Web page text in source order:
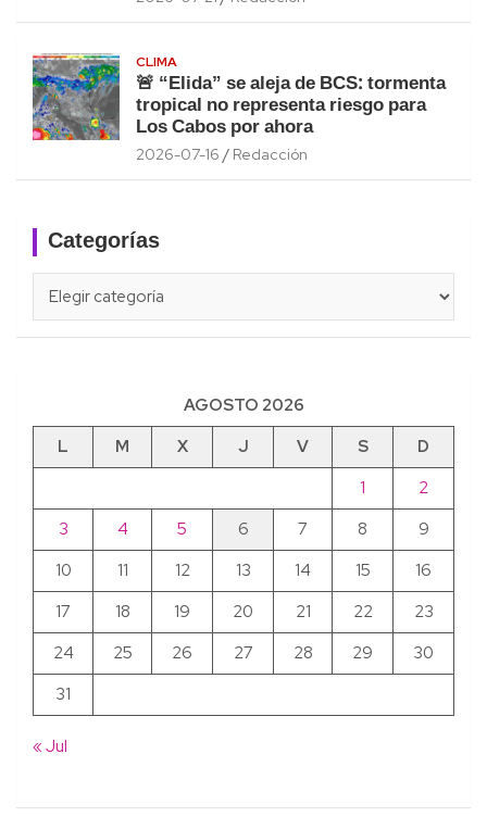
CLIMA
🚨 “Elida” se aleja de BCS: tormenta
tropical no representa riesgo para
Los Cabos por ahora
2026-07-16 Redacción
Categorías
AGOSTO 2026
L
M X J V S
D
1
2
3
4 5 6 7 8
9
10
11 12 13 14 15
16
17
18 19 20 21 22
23
24
25 26 27 28 29
30
31
« Jul